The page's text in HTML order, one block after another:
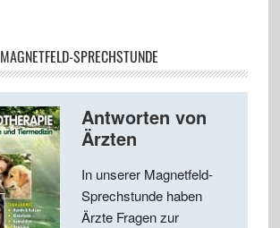
MAGNETFELD-SPRECHSTUNDE
Antworten von
Ärzten
In unserer Magnetfeld-
Sprechstunde haben
Ärzte Fragen zur